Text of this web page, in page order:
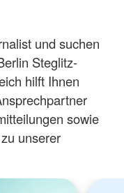
und suchen
Steglitz-
hilft Ihnen
sowie
unserer